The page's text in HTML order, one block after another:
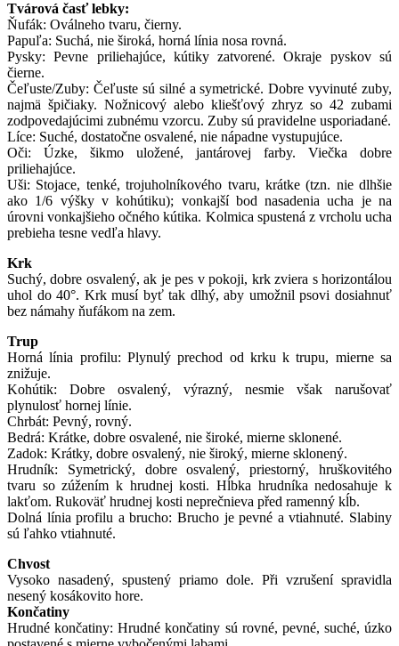
Tvárová časť lebky:
Ňufák: Oválneho tvaru, čierny.
Papuľa: Suchá, nie široká, horná línia nosa rovná.
Pysky: Pevne priliehajúce, kútiky zatvorené. Okraje pyskov sú
čierne.
Čeľuste/Zuby: Čeľuste sú silné a symetrické. Dobre vyvinuté zuby,
najmä špičiaky. Nožnicový alebo kliešťový zhryz so 42 zubami
zodpovedajúcimi zubnému vzorcu. Zuby sú pravidelne usporiadané.
Líce: Suché, dostatočne osvalené, nie nápadne vystupujúce.
Oči: Úzke, šikmo uložené, jantárovej farby. Viečka dobre
priliehajúce.
Uši: Stojace, tenké, trojuholníkového tvaru, krátke (tzn. nie dlhšie
ako 1/6 výšky v kohútiku); vonkajší bod nasadenia ucha je na
úrovni vonkajšieho očného kútika. Kolmica spustená z vrcholu ucha
prebieha tesne vedľa hlavy.
Krk
Suchý, dobre osvalený, ak je pes v pokoji, krk zviera s horizontálou
uhol do 40°. Krk musí byť tak dlhý, aby umožnil psovi dosiahnuť
bez námahy ňufákom na zem.
Trup
Horná línia profilu: Plynulý prechod od krku k trupu, mierne sa
znižuje.
Kohútik: Dobre osvalený, výrazný, nesmie však narušovať
plynulosť hornej línie.
Chrbát: Pevný, rovný.
Bedrá: Krátke, dobre osvalené, nie široké, mierne sklonené.
Zadok: Krátky, dobre osvalený, nie široký, mierne sklonený.
Hrudník: Symetrický, dobre osvalený, priestorný, hruškovitého
tvaru so zúžením k hrudnej kosti. Hĺbka hrudníka nedosahuje k
lakťom. Rukoväť hrudnej kosti neprečnieva před ramenný kĺb.
Dolná línia profilu a brucho: Brucho je pevné a vtiahnuté. Slabiny
sú ľahko vtiahnuté.
Chvost
Vysoko nasadený, spustený priamo dole. Při vzrušení spravidla
nesený kosákovito hore.
Končatiny
Hrudné končatiny: Hrudné končatiny sú rovné, pevné, suché, úzko